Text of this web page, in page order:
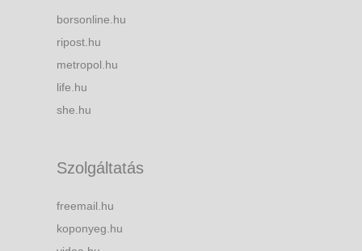
borsonline.hu
ripost.hu
metropol.hu
life.hu
she.hu
Szolgáltatás
freemail.hu
koponyeg.hu